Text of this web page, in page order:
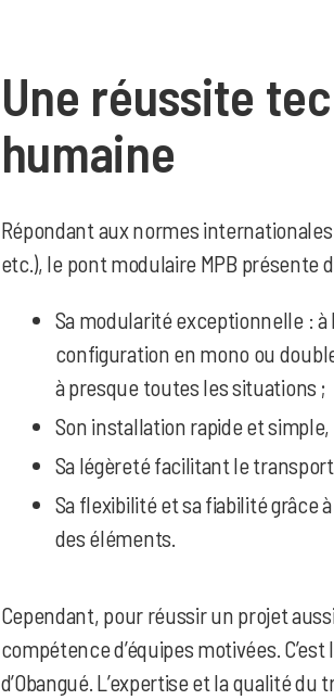
Une réussite
humaine
Répondant aux normes
etc.), le pont modulaire MPB présente
Sa modularité exceptionnelle :
configuration en mono ou
à presque toutes les situations ;
Son installation rapide et
Sa légèreté facilitant le
Sa flexibilité et sa fiabilité grâce
des éléments.
Cependant, pour réussir un projet
compétence d’équipes motivées.
d’Obangué. L’expertise et la qualité